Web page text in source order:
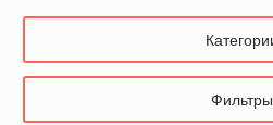
Фильтры